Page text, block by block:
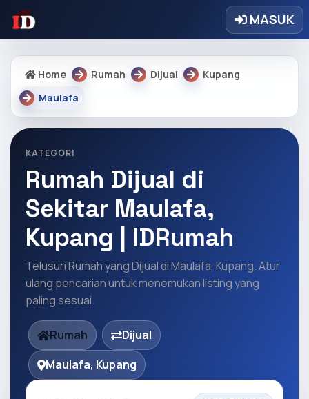
MASUK
Home Rumah Dijual
Kupang
Maulafa
KATEGORI
Rumah Dijual di
Sekitar Maulafa,
Kupang | IDRumah
Telusuri Rumah yang Dijual di Maulafa, Kupang. Atur
ulang pencarian untuk menemukan listing yang
paling sesuai.
Rumah
Dijual
Maulafa, Kupang